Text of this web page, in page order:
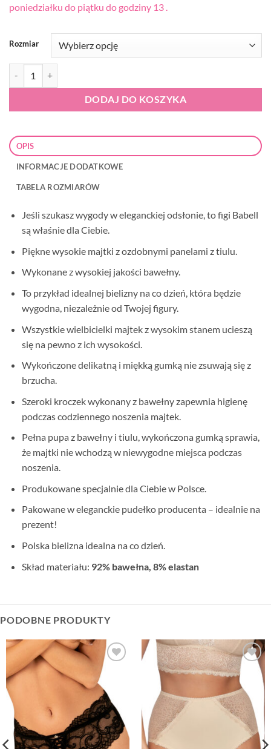
poniedziałku do piątku do godziny 13 .
Rozmiar
DODAJ DO KOSZYKA
OPIS
INFORMACJE DODATKOWE
TABELA ROZMIARÓW
Jeśli szukasz wygody w eleganckiej odsłonie, to figi Babell
są właśnie dla Ciebie.
Piękne wysokie majtki z ozdobnymi panelami z tiulu.
Wykonane z wysokiej jakości bawełny.
To przykład idealnej bielizny na co dzień, która będzie
wygodna, niezależnie od Twojej figury.
Wszystkie wielbicielki majtek z wysokim stanem ucieszą
się na pewno z ich wysokości.
Wykończone delikatną i miękką gumką nie zsuwają się z
brzucha.
Szeroki kroczek wykonany z bawełny zapewnia higienę
podczas codziennego noszenia majtek.
Pełna pupa z bawełny i tiulu, wykończona gumką sprawia,
że majtki nie wchodzą w niewygodne miejsca podczas
noszenia.
Produkowane specjalnie dla Ciebie w Polsce.
Pakowane w eleganckie pudełko producenta – idealnie na
prezent!
Polska bielizna idealna na co dzień.
Skład materiału: 92% bawełna, 8% elastan
PODOBNE PRODUKTY